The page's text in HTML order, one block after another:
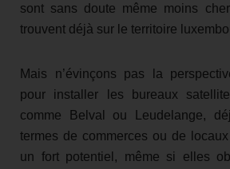
sont sans doute même moins
trouvent déjà sur le territoire
Mais n’évinçons pas la
pour installer les bureaux
comme Belval ou Leudelange,
termes de commerces ou de
un fort potentiel, même si elles